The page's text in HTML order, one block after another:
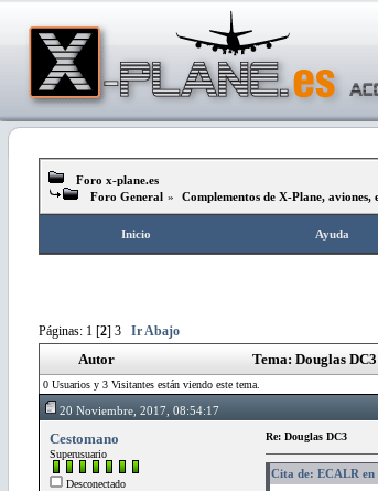
Foro x-plane.es
Foro General » Complementos de X-Plane, aviones,
Inicio Ayuda
Páginas: 1 [2] 3 Ir Abajo
Autor Tema: Douglas
0 Usuarios y 3 Visitantes están viendo este tema.
20 Noviembre, 2017, 08:54:17
Cestomano
Superusuario
Desconectado
Re: Douglas DC3
Cita de: ECALR en